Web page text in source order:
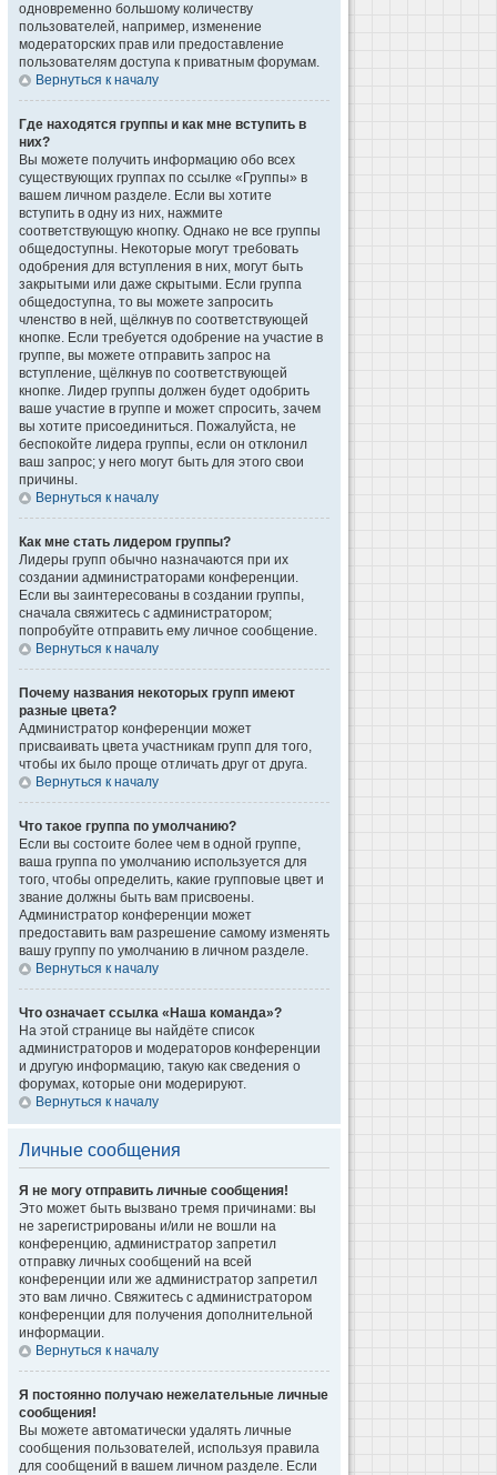
одновременно большому количеству
пользователей, например, изменение
модераторских прав или предоставление
пользователям доступа к приватным форумам.
Вернуться к началу
Где находятся группы и как мне вступить в
них?
Вы можете получить информацию обо всех
существующих группах по ссылке «Группы» в
вашем личном разделе. Если вы хотите
вступить в одну из них, нажмите
соответствующую кнопку. Однако не все группы
общедоступны. Некоторые могут требовать
одобрения для вступления в них, могут быть
закрытыми или даже скрытыми. Если группа
общедоступна, то вы можете запросить
членство в ней, щёлкнув по соответствующей
кнопке. Если требуется одобрение на участие в
группе, вы можете отправить запрос на
вступление, щёлкнув по соответствующей
кнопке. Лидер группы должен будет одобрить
ваше участие в группе и может спросить, зачем
вы хотите присоединиться. Пожалуйста, не
беспокойте лидера группы, если он отклонил
ваш запрос; у него могут быть для этого свои
причины.
Вернуться к началу
Как мне стать лидером группы?
Лидеры групп обычно назначаются при их
создании администраторами конференции.
Если вы заинтересованы в создании группы,
сначала свяжитесь с администратором;
попробуйте отправить ему личное сообщение.
Вернуться к началу
Почему названия некоторых групп имеют
разные цвета?
Администратор конференции может
присваивать цвета участникам групп для того,
чтобы их было проще отличать друг от друга.
Вернуться к началу
Что такое группа по умолчанию?
Если вы состоите более чем в одной группе,
ваша группа по умолчанию используется для
того, чтобы определить, какие групповые цвет и
звание должны быть вам присвоены.
Администратор конференции может
предоставить вам разрешение самому изменять
вашу группу по умолчанию в личном разделе.
Вернуться к началу
Что означает ссылка «Наша команда»?
На этой странице вы найдёте список
администраторов и модераторов конференции
и другую информацию, такую как сведения о
форумах, которые они модерируют.
Вернуться к началу
Личные сообщения
Я не могу отправить личные сообщения!
Это может быть вызвано тремя причинами: вы
не зарегистрированы и/или не вошли на
конференцию, администратор запретил
отправку личных сообщений на всей
конференции или же администратор запретил
это вам лично. Свяжитесь с администратором
конференции для получения дополнительной
информации.
Вернуться к началу
Я постоянно получаю нежелательные личные
сообщения!
Вы можете автоматически удалять личные
сообщения пользователей, используя правила
для сообщений в вашем личном разделе. Если